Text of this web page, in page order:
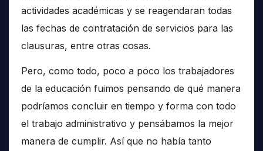
actividades académicas y se reagendaran todas
las fechas de contratación de servicios para las
clausuras, entre otras cosas.
Pero, como todo, poco a poco los trabajadores
de la educación fuimos pensando de qué manera
podríamos concluir en tiempo y forma con todo
el trabajo administrativo y pensábamos la mejor
manera de cumplir. Así que no había tanto